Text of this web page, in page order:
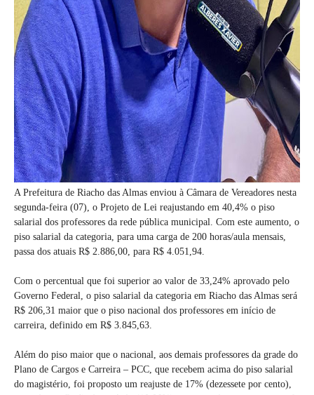
A Prefeitura de Riacho das Almas enviou à Câmara de Vereadores nesta
segunda-feira (07), o Projeto de Lei reajustando em 40,4% o piso
salarial dos professores da rede pública municipal. Com este aumento, o
piso salarial da categoria, para uma carga de 200 horas/aula mensais,
passa dos atuais R$ 2.886,00, para R$ 4.051,94.
Com o percentual que foi superior ao valor de 33,24% aprovado pelo
Governo Federal, o piso salarial da categoria em Riacho das Almas será
R$ 206,31 maior que o piso nacional dos professores em início de
carreira, definido em R$ 3.845,63.
Além do piso maior que o nacional, aos demais professores da grade do
Plano de Cargos e Carreira – PCC, que recebem acima do piso salarial
do magistério, foi proposto um reajuste de 17% (dezessete por cento),